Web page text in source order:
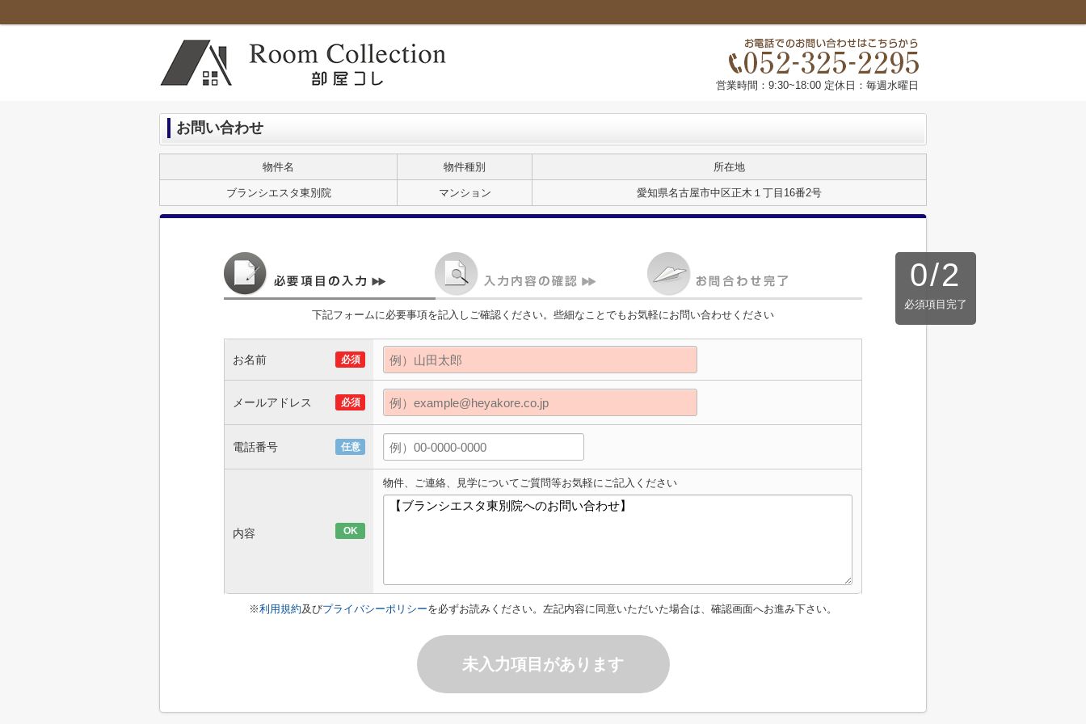
営業時間：9:30~18:00 定休日：毎週水曜日
お問い合わせ
物件名 物件種別 所在地
ブランシエスタ東別院 マンション 愛知県名古屋市中区正木１丁目16番2号
0/2
必須項目完了
下記フォームに必要事項を記入しご確認ください。些細なことでもお気軽にお問い合わせください
お名前 必須
メールアドレス 必須
電話番号 任意
内容 OK
物件、ご連絡、見学についてご質問等お気軽にご記入ください
※利用規約及びプライバシーポリシーを必ずお読みください。左記内容に同意いただいた場合は、確認画面へお進み下さい。
未入力項目があります